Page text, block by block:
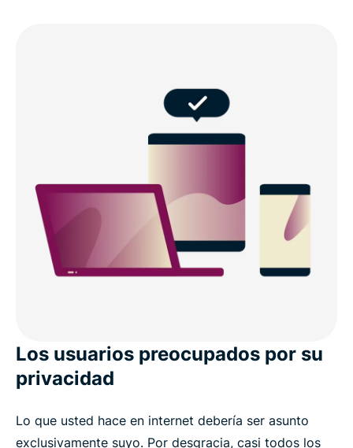
Los usuarios preocupados por su
privacidad
Lo que usted hace en internet debería ser asunto
exclusivamente suyo. Por desgracia, casi todos los